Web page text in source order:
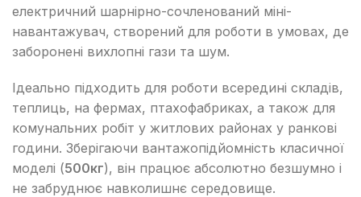
електричний шарнірно-сочленований міні-
навантажувач, створений для роботи в умовах, де
заборонені вихлопні гази та шум.
Ідеально підходить для роботи всередині складів,
теплиць, на фермах, птахофабриках, а також для
комунальних робіт у житлових районах у ранкові
години. Зберігаючи вантажопідйомність класичної
моделі (500кг), він працює абсолютно безшумно і
не забруднює навколишнє середовище.